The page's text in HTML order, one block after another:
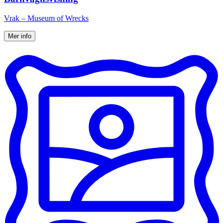
Vrak – Museum of Wrecks
Mer info